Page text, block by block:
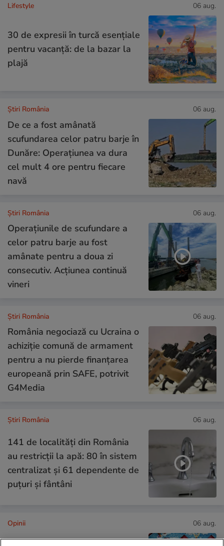
Lifestyle 06 aug.
30 de expresii în turcă esențiale
pentru vacanță: de la bazar la
plajă
Știri România 06 aug.
De ce a fost amânată
scufundarea celor patru barje în
Dunăre: Operațiunea va dura
cel mult 4 ore pentru fiecare
navă
Știri România 06 aug.
Operațiunile de scufundare a
celor patru barje au fost
amânate pentru a doua zi
consecutiv. Acțiunea continuă
vineri
Știri România 06 aug.
România negociază cu Ucraina o
achiziție comună de armament
pentru a nu pierde finanțarea
europeană prin SAFE, potrivit
G4Media
Știri România 06 aug.
141 de localități din România
au restricții la apă: 80 în sistem
centralizat și 61 dependente de
puțuri și fântâni
Opinii 06 aug.